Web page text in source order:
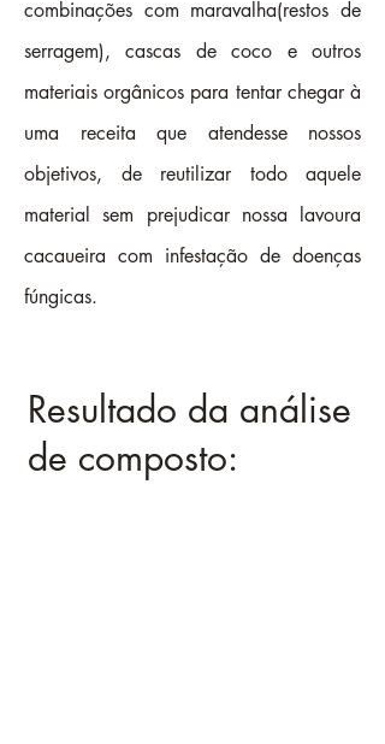
combinações com maravalha(restos de
serragem), cascas de coco e outros
materiais orgânicos para tentar chegar à
uma receita que atendesse nossos
objetivos, de reutilizar todo aquele
material sem prejudicar nossa lavoura
cacaueira com infestação de doenças
fúngicas.
Resultado da análise
de composto: